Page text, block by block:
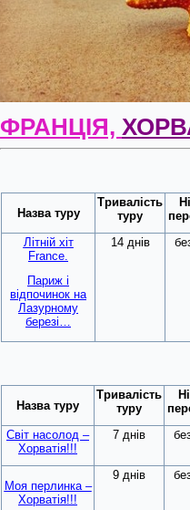
ФРАНЦІЯ,
Назва туру
Тривалість
туру
Літній хіт
France.
Париж і
відпочинок на
Лазурному
березі…
14 днів
Назва туру
Тривалість
туру
Світ насолод –
Хорватія!!!
7 днів
Моя перлинка –
Хорватія!!!
9 днів